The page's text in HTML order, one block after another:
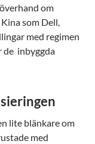
om
som Dell,
med regimen
de inbyggda
lite blänkare om
med